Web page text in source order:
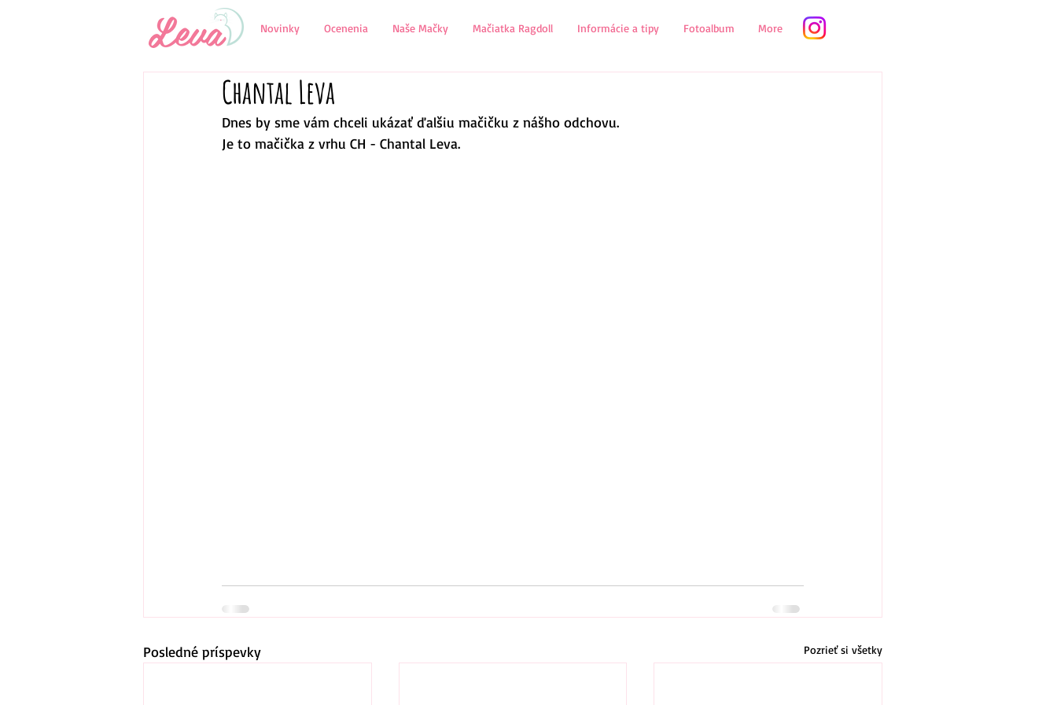
Novinky Ocenenia Naše Mačky Mačiatka Ragdoll Informácie a tipy Fotoalbum More
Chantal Leva
Dnes by sme vám chceli ukázať ďalšiu mačičku z nášho odchovu.
Je to mačička z vrhu CH - Chantal Leva.
Posledné príspevky Pozrieť si všetky